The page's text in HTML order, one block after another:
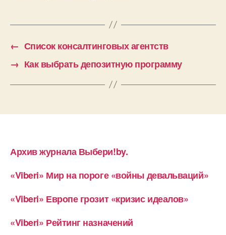
← Список консалтинговых агентств
→ Как выбрать депозитную программу
Архив журнала Выбери!by.
«Viberi» Мир на пороге «войны девальваций»
«Viberi» Европе грозит «кризис идеалов»
«Viberi» Рейтинг назначений